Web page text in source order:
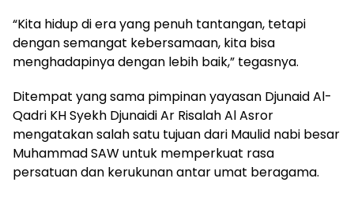
“Kita hidup di era yang penuh tantangan, tetapi
dengan semangat kebersamaan, kita bisa
menghadapinya dengan lebih baik,” tegasnya.
Ditempat yang sama pimpinan yayasan Djunaid Al-
Qadri KH Syekh Djunaidi Ar Risalah Al Asror
mengatakan salah satu tujuan dari Maulid nabi besar
Muhammad SAW untuk memperkuat rasa
persatuan dan kerukunan antar umat beragama.